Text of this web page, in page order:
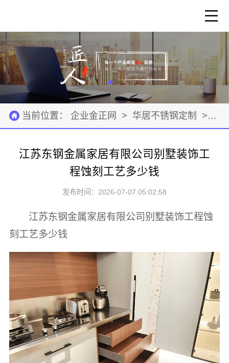
当前位置： 企业金正网 > 华居不锈钢定制 > 建
江苏东钢金属家居有限公司别墅装饰工
程蚀刻工艺多少钱
发布时间：2026-07-07 05:02:58
江苏东钢金属家居有限公司别墅装饰工程蚀
刻工艺多少钱